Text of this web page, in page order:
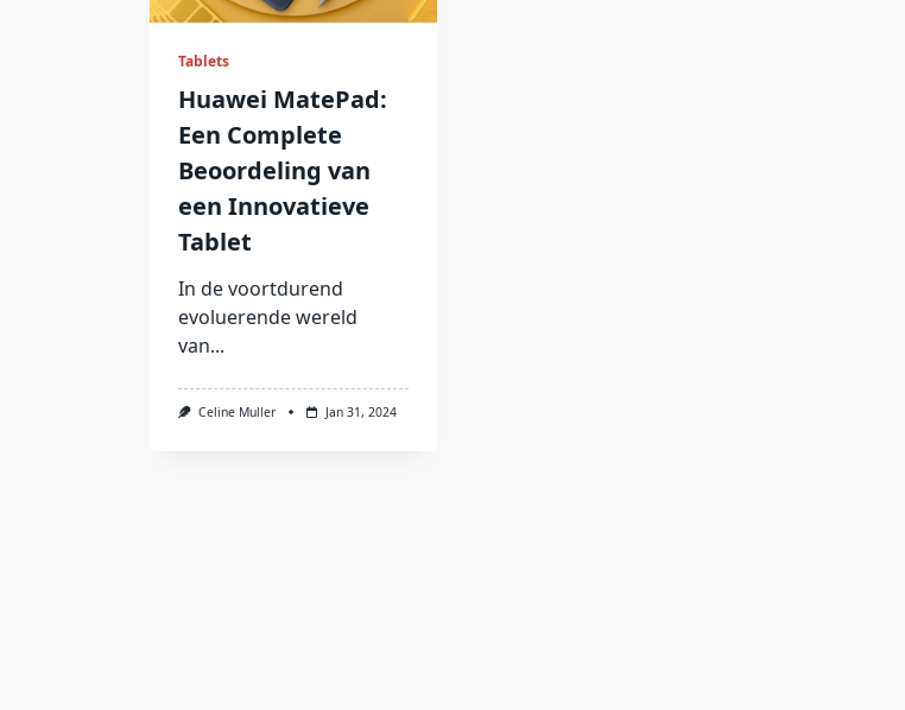
Tablets
Huawei MatePad:
Een Complete
Beoordeling van
een Innovatieve
Tablet
In de voortdurend
evoluerende wereld
van...
Celine Muller Jan 31, 2024